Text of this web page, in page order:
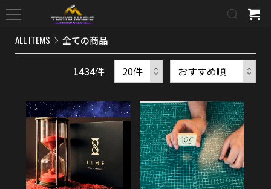
ALL ITEMS 全ての商品
1434件